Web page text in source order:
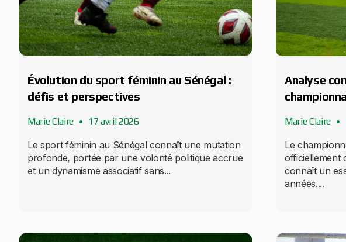
Évolution du sport féminin au Sénégal :
défis et perspectives
Marie Claire 17 avril 2026
Le sport féminin au Sénégal connaît une mutation
profonde, portée par une volonté politique accrue
et un dynamisme associatif sans...
Analyse
Marie Claire
Le
officiellement
connaît un
années....